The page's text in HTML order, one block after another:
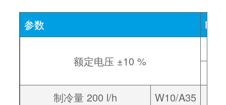
参数
额定电压 ±10 %
制冷量 200 l/h W10/A35